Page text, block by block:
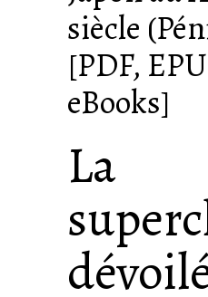
siècle
[PDF,
eBooks]
La